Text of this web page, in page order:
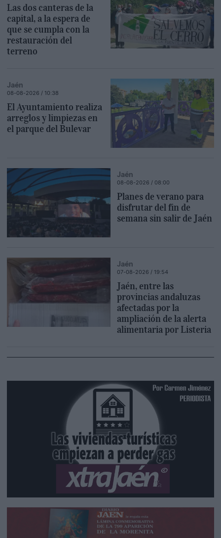
Las dos canteras de la
capital, a la espera de
que se cumpla con la
restauración del
terreno
Jaén
08-08-2026 / 10:38
El Ayuntamiento realiza
arreglos y limpiezas en
el parque del Bulevar
Jaén
08-08-2026 / 08:00
Planes de verano para
disfrutar del fin de
semana sin salir de Jaén
Jaén
07-08-2026 / 19:54
Jaén, entre las
provincias andaluzas
afectadas por la
ampliación de la alerta
alimentaria por Listeria